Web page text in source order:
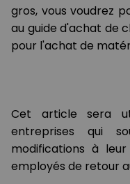
gros, vous voudrez
au guide d'achat de
pour l'achat de
Cet article sera
entreprises qui
modifications à
employés de retour